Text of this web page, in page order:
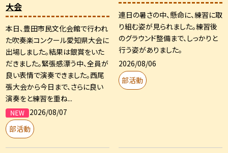
大会
本日、豊田市民文化会館で行われ
た吹奏楽コンクール愛知県大会に
出場しました。結果は銀賞をいた
だきました。緊張感漂う中、全員が
良い表情で演奏できました。西尾
張大会から今日まで、さらに良い
演奏をと練習を重ね...
2026/08/07
部活動
連日の暑さの中、懸命に、練習に取
り組む姿が見られました。練習後
のグラウンド整備まで、しっかりと
行う姿がありました。
2026/08/06
部活動